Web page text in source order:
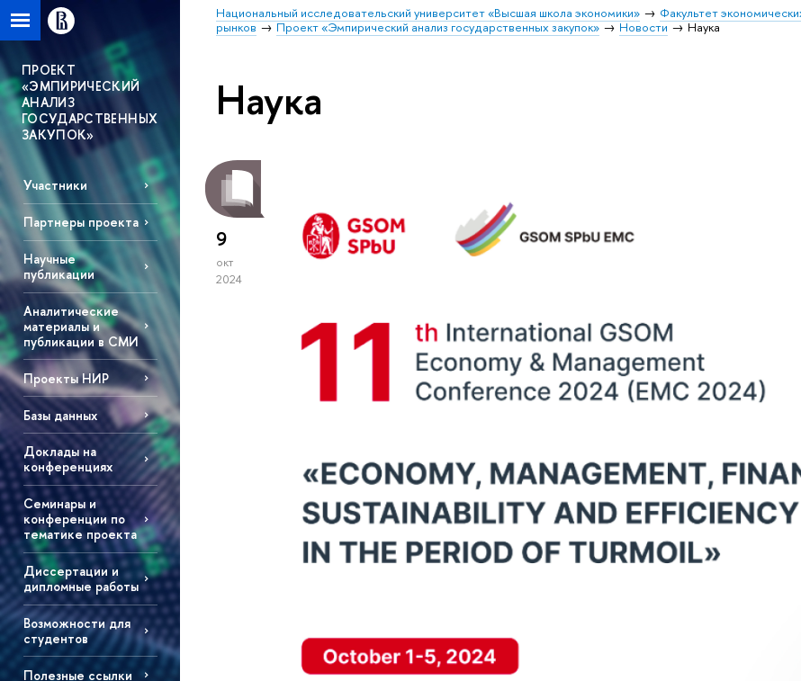
Национальный исследовательский университет «Высшая школа экономики» Факультет
рынков
Проект «Эмпирический анализ государственных закупок» Новости Наука
ПРОЕКТ
«ЭМПИРИЧЕСКИЙ
АНАЛИЗ
ГОСУДАРСТВЕННЫХ
ЗАКУПОК»
Участники
Партнеры проекта
Научные
публикации
Аналитические
материалы и
публикации в СМИ
Проекты НИР
Базы данных
Доклады на
конференциях
Семинары и
конференции по
тематике проекта
Диссертации и
дипломные работы
Возможности для
студентов
Полезные ссылки
Наука
9
окт
2024